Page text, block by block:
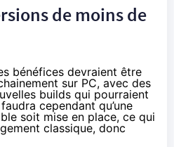
de moins de
bénéfices devraient être
sur PC, avec des
builds qui pourraient
cependant qu’une
soit mise en place, ce qui
classique, donc